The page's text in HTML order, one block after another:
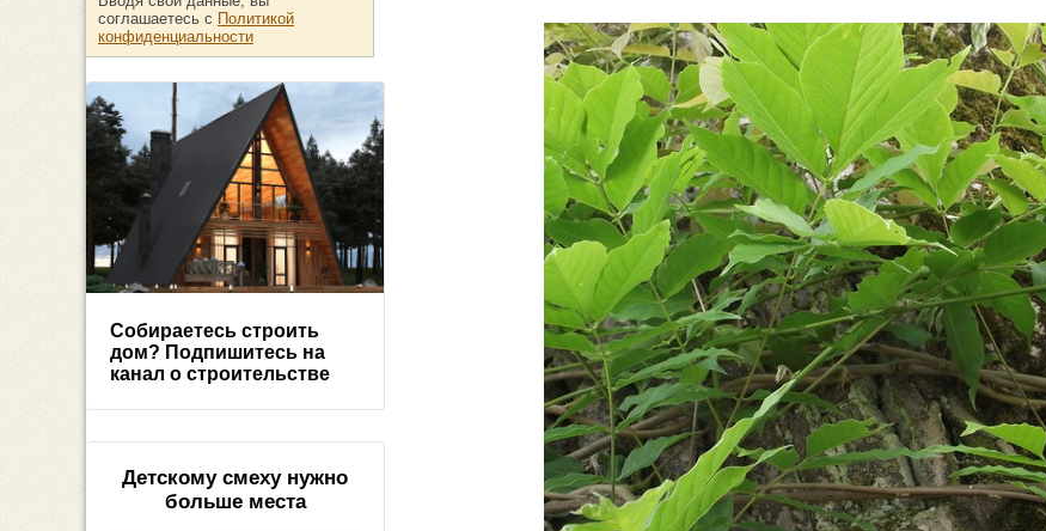
соглашаетесь с Политикой
конфиденциальности
Собираетесь строить
дом? Подпишитесь на
канал о строительстве
Детскому смеху нужно
больше места